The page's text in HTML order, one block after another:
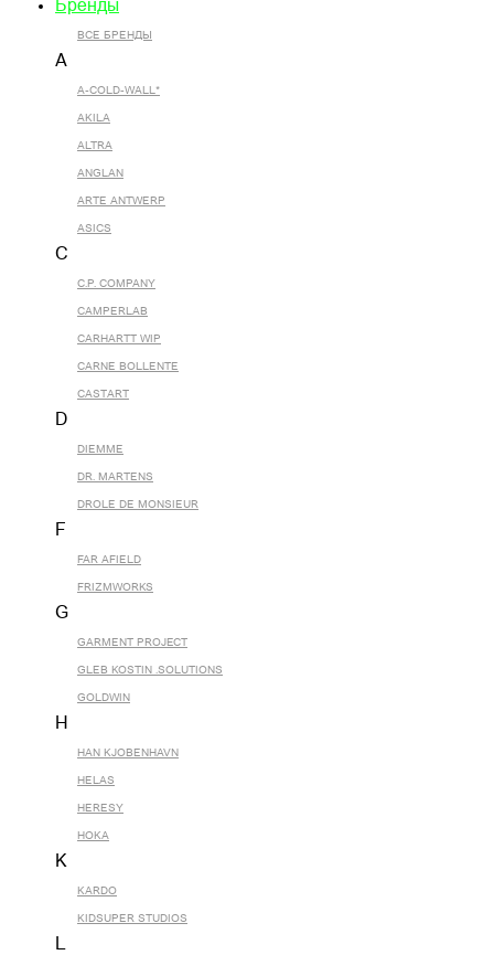
Бренды
ВСЕ БРЕНДЫ
A
A-COLD-WALL*
AKILA
ALTRA
ANGLAN
ARTE ANTWERP
ASICS
C
C.P. COMPANY
CAMPERLAB
CARHARTT WIP
CARNE BOLLENTE
CASTART
D
DIEMME
DR. MARTENS
DROLE DE MONSIEUR
F
FAR AFIELD
FRIZMWORKS
G
GARMENT PROJECT
GLEB KOSTIN .SOLUTIONS
GOLDWIN
H
HAN KJOBENHAVN
HELAS
HERESY
HOKA
K
KARDO
KIDSUPER STUDIOS
L